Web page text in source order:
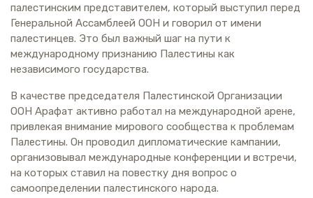
палестинским представителем, который выступил перед
Генеральной Ассамблеей ООН и говорил от имени
палестинцев. Это был важный шаг на пути к
международному признанию Палестины как
независимого государства.
В качестве председателя Палестинской Организации
ООН Арафат активно работал на международной арене,
привлекая внимание мирового сообщества к проблемам
Палестины. Он проводил дипломатические кампании,
организовывал международные конференции и встречи,
на которых ставил на повестку дня вопрос о
самоопределении палестинского народа.